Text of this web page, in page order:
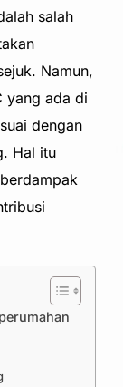
salah
Namun,
yang ada di
dengan
Hal itu